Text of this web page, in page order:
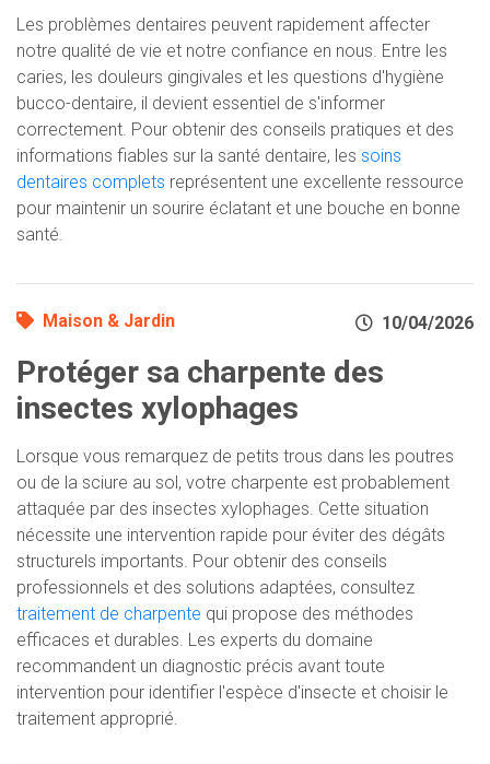
Les problèmes dentaires peuvent rapidement affecter
notre qualité de vie et notre confiance en nous. Entre les
caries, les douleurs gingivales et les questions d'hygiène
bucco-dentaire, il devient essentiel de s'informer
correctement. Pour obtenir des conseils pratiques et des
informations fiables sur la santé dentaire, les soins
dentaires complets représentent une excellente ressource
pour maintenir un sourire éclatant et une bouche en bonne
santé.
Maison & Jardin 10/04/2026
Protéger sa charpente des
insectes xylophages
Lorsque vous remarquez de petits trous dans les poutres
ou de la sciure au sol, votre charpente est probablement
attaquée par des insectes xylophages. Cette situation
nécessite une intervention rapide pour éviter des dégâts
structurels importants. Pour obtenir des conseils
professionnels et des solutions adaptées, consultez
traitement de charpente qui propose des méthodes
efficaces et durables. Les experts du domaine
recommandent un diagnostic précis avant toute
intervention pour identifier l'espèce d'insecte et choisir le
traitement approprié.